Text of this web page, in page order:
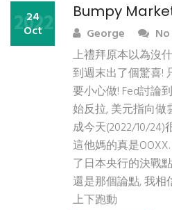
Bumpy
24
Oct
2022 George
上禮拜原本以為沒
到週末出了個驚喜!
要小心做! Fed討論
始反拉, 美元指向做
成今天(2022/10/24)
這他媽的真是
了日本央行的決戰
還是那個論點, 我相
上下跑動